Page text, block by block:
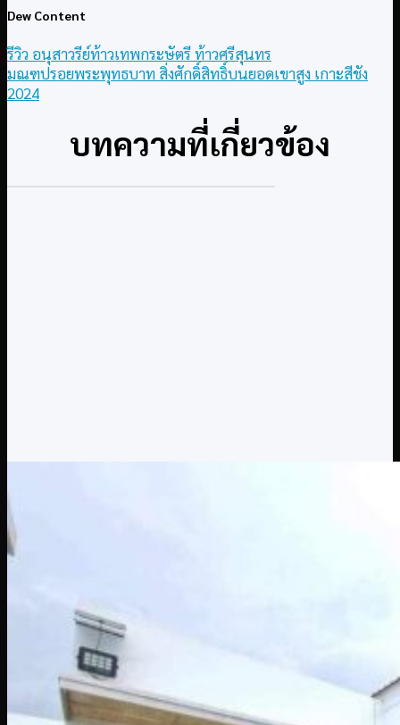
Dew Content
รีวิว อนุสาวรีย์ท้าวเทพกระษัตรี ท้าวศรีสุนทร
มณฑปรอยพระพุทธบาท สิ่งศักดิ์สิทธิ์บนยอดเขาสูง เกาะสีชัง
2024
บทความที่เกี่ยวข้อง